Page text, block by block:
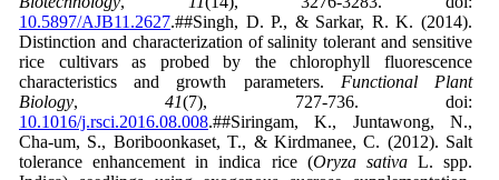
10.5897/AJB11.2627.##Singh, D. P., & Sarkar, R. K. (2014).
Distinction and characterization of salinity tolerant and sensitive
rice cultivars as probed by the chlorophyll fluorescence
characteristics and growth parameters. Functional Plant
Biology,41(7), 727-736. doi:
10.1016/j.rsci.2016.08.008.##Siringam, K., Juntawong, N.,
Cha-um, S., Boriboonkaset, T., & Kirdmanee, C. (2012). Salt
tolerance enhancement in indica rice (Oryza sativaL. spp.